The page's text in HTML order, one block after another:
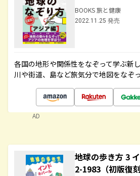
BOOKS 旅と健康
2022.11.25 発売
各国の地形や関係性をなぞって学ぶ新
川や街道、島など旅気分で地図をなぞ
AD
地球の歩き方 3
2-1983（初版復刻